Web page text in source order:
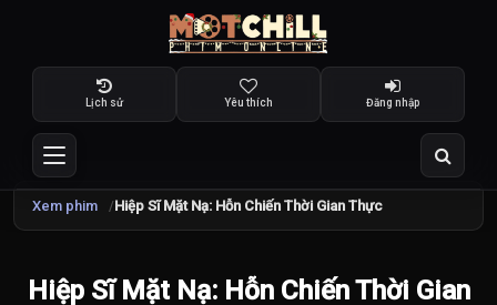
Lịch sử Yêu thích Đăng nhập
Xem phim Hiệp Sĩ Mặt Nạ: Hỗn Chiến Thời Gian Thực
Hiệp Sĩ Mặt Nạ: Hỗn Chiến Thời Gian